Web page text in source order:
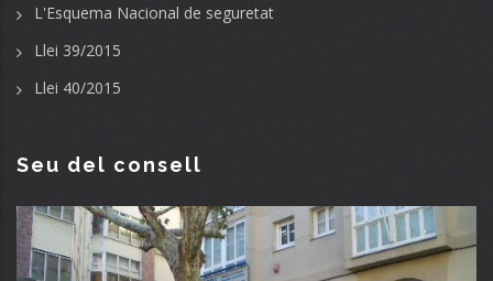
L'Esquema Nacional de seguretat
Llei 39/2015
Llei 40/2015
Seu del consell